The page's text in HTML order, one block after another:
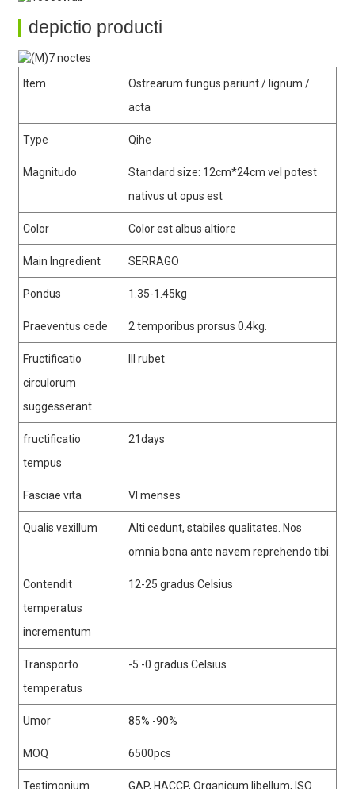
depictio producti
Item
Ostrearum fungus pariunt / lignum /
acta
Type Qihe
Magnitudo
Standard size: 12cm*24cm vel potest
nativus ut opus est
Color Color est albus altiore
Main Ingredient SERRAGO
Pondus 1.35-1.45kg
Praeventus cede 2 temporibus prorsus 0.4kg.
Fructificatio
circulorum
suggesserant
III rubet
fructificatio
tempus
21days
Fasciae vita VI menses
Qualis vexillum
Alti cedunt, stabiles qualitates. Nos
omnia bona ante navem reprehendo tibi.
Contendit
temperatus
incrementum
12-25 gradus Celsius
Transporto
temperatus
-5 -0 gradus Celsius
Umor 85% -90%
MOQ 6500pcs
Testimonium GAP, HACCP, Organicum libellum, ISO